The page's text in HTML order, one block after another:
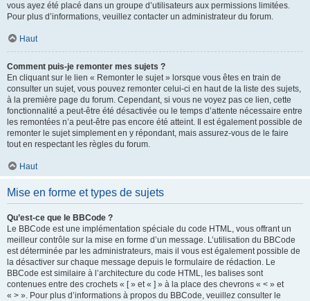
vous ayez été placé dans un groupe d’utilisateurs aux permissions limitées.
Pour plus d’informations, veuillez contacter un administrateur du forum.
Haut
Comment puis-je remonter mes sujets ?
En cliquant sur le lien « Remonter le sujet » lorsque vous êtes en train de
consulter un sujet, vous pouvez remonter celui-ci en haut de la liste des sujets,
à la première page du forum. Cependant, si vous ne voyez pas ce lien, cette
fonctionnalité a peut-être été désactivée ou le temps d’attente nécessaire entre
les remontées n’a peut-être pas encore été atteint. Il est également possible de
remonter le sujet simplement en y répondant, mais assurez-vous de le faire
tout en respectant les règles du forum.
Haut
Mise en forme et types de sujets
Qu’est-ce que le BBCode ?
Le BBCode est une implémentation spéciale du code HTML, vous offrant un
meilleur contrôle sur la mise en forme d’un message. L’utilisation du BBCode
est déterminée par les administrateurs, mais il vous est également possible de
la désactiver sur chaque message depuis le formulaire de rédaction. Le
BBCode est similaire à l’architecture du code HTML, les balises sont
contenues entre des crochets « [ » et « ] » à la place des chevrons « < » et
« > ». Pour plus d’informations à propos du BBCode, veuillez consulter le